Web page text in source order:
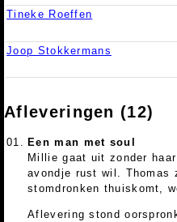
Tineke Roeffen
Joop Stokkermans
Afleveringen (12)
01. Een man met soul
Millie gaat uit zonder
avondje rust wil. Thomas
stomdronken thuiskomt,
Aflevering stond